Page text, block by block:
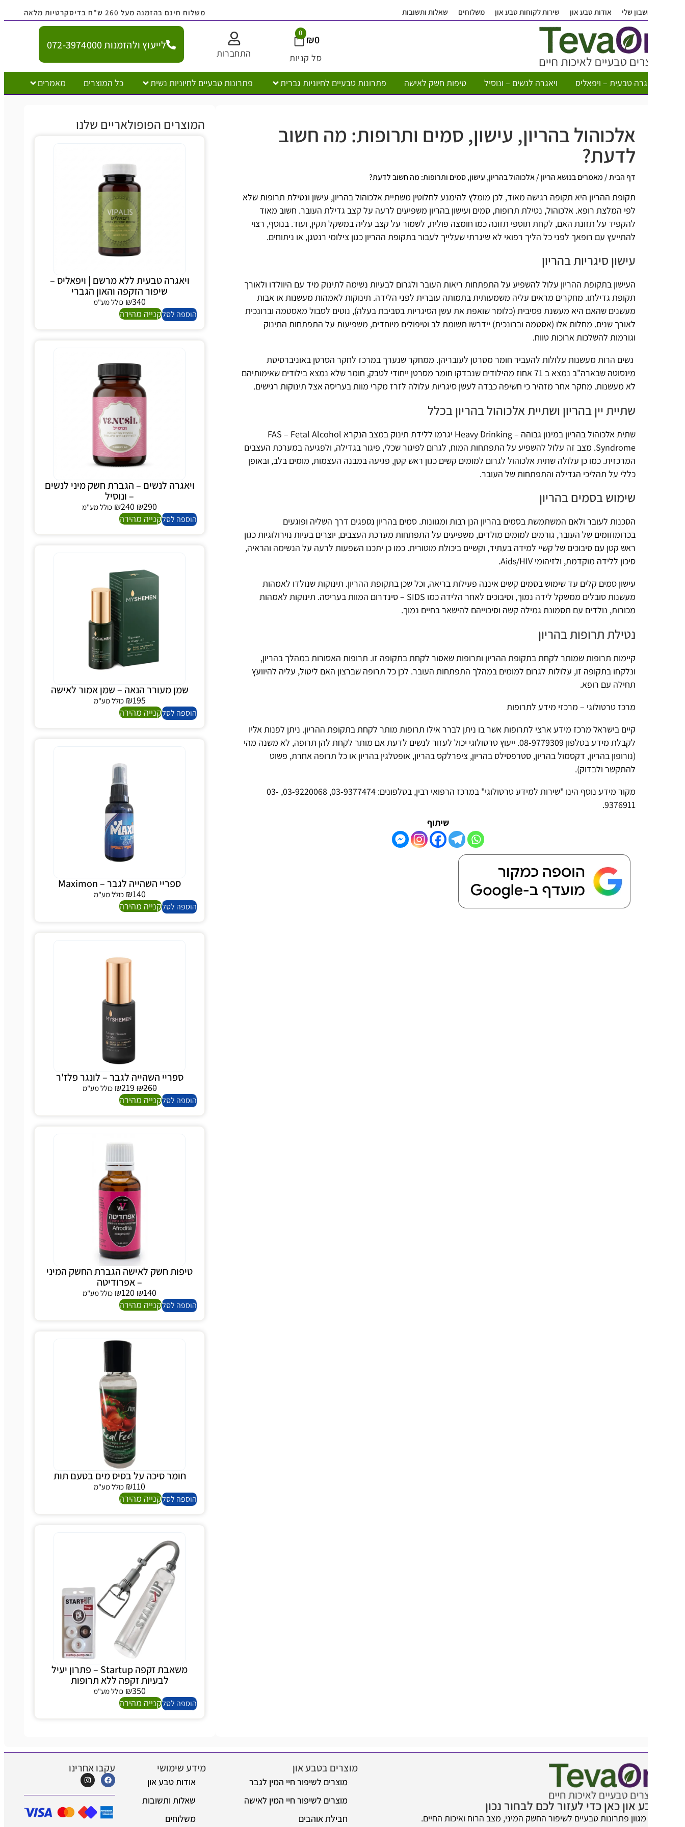
אודות טבע און שירות לקוחות טבע און משלוחים שאלות ותשובות משלוח חינם בהזמנה מעל 260 ש"ח בדיסקרטיות מלאה
לייעוץ ולהזמנות 072-3974000
טבעית – ויפאליס ויאגרה לנשים – ונוסיל טיפות חשק לאישה פתרונות טבעיים לחיוניות גברית פתרונות טבעיים לחיוניות נשית כל המוצרים מאמרים
אלכוהול בהריון, עישון, סמים ותרופות: מה חשוב
לדעת?
מאמרים בנושא הריון/אלכוהול בהריון, עישון, סמים ותרופות: מה חשוב לדעת?
תקופת ההריון היא תקופה רגישה מאוד, לכן מומלץ להימנע לחלוטין משתיית אלכוהול בהריון, עישון ונטילת תרופות שלא
לפי המלצת רופא. אלכוהול, נטילת תרופות, סמים ועישון בהריון משפיעים לרעה על קצב גדילת העובר. חשוב מאוד
להקפיד על תזונת האם, לקחת תוספי תזונה כמו חומצה פולית,לשמור על קצבעליה במשקלתקין, ועוד. בנוסף, רצוי
להתייעץ עם רופאך לפני כל הליך רפואי לא שיגרתי שעלייך לעבור בתקופת ההריון כגון צילומי רנטגן, או ניתוחים.
עישון סיגריות בהריון
העישון בתקופת ההריון עלול להשפיע על התפתחות ריאות העובר ולגרום לבעיות נשימה לתינוק מיד עם היוולדו ולאורך
תקופת גדילתו. מחקרים מראים עליה משמעותית בתמותה עוברית לפני הלידה. תינוקות לאמהות מעשנות או אבות
מעשנים שהאם היא מעשנת פסיבית (כלומר שואפת את עשן הסיגריות בסביבת בעלה), נוטים לסבול מאסטמה וברונכית
לאורך שנים. מחלות אלו (אסטמה וברונכית) יידרשו תשומת לב וטיפולים מיוחדים, משפיעות על התפתחות התינוק
וגורמות להשלכות ארוכות טווח.
נשים הרות מעשנות עלולות להעביר חומר מסרטן לעובריהן. ממחקר שנערך במרכז לחקר הסרטן באוניברסיטת
מינסוטה שבארה"ב נמצא ב 71 אחוז מהילודים שנבדקו חומר מסרטן ייחודי לטבק, חומר שלא נמצא בילודים שאימותיהם
לא מעשנות. מחקר אחר מזהיר כי חשיפה כבדה לעשן סיגריות עלולה לזרז מקרי מוות בעריסה אצל תינוקות רגישים.
שתיית יין בהריון ושתיית אלכוהול בהריון בכלל
שתית אלכוהול בהריון במינון גבוהה – Heavy Drinking יגרמו ללידת תינוק במצב הנקרא FAS – Fetal Alcohol
Syndrome. מצב זה עלול להשפיע על התפתחות המוח, לגרום לפיגור שכלי, פיגור בגדילה, ולפגיעה במערכת העצבים
המרכזית. כמו כן עלולה שתית אלכוהול לגרום למומים קשים כגון ראש קטן, פגיעה במבנה העצמות, מומים בלב, ובאופן
כללי על תהליכי הגדילה והתפתחות של העובר.
שימוש בסמים בהריון
הסכנות לעובר ולאם המשתמשת בסמים בהריון הנן רבות ומגוונות. סמים בהריון נספגים דרך השליה ופוגעים
בכרומוזומים של העובר, גורמים למומים מולדים, משפיעים על התפתחות מערכת העצבים, יוצרים בעיות נוירולוגיות כגון
ראש קטן עם סיבוכים של קשיי למידה בעתיד, וקשיים ביכולת מוטורית. כמו כן יתכנו השפעות לרעה על הנשימה והראיה,
סיכון ללידה מוקדמת, ולזיהומי Aids/HIV.
עישון סמים קלים עד שימוש בסמים קשים איננה פעילות בריאה, וכל שכן בתקופת ההריון. תינוקות שנולדו לאמהות
מעשנות סובלים ממשקל לידה נמוך, וסיבוכים לאחר הלידה כמו SIDS – סינדרום המוות בעריסה. תינוקות לאמהות
מכורות, נולדים עם תסמונת גמילה קשה וסיכוייהם להישאר בחיים נמוך.
נטילת תרופות בהריון
קיימות תרופות שמותר לקחת בתקופת ההריון ותרופות שאסור לקחת בתקופה זו. תרופות האסורות במהלך בהריון,
ונלקחו בתקופה זו, עלולות לגרום למומים במהלך התפתחות העובר. לכן כל תרופה שברצון האם ליטול, עליה להיוועץ
תחילה עם רופא.
מרכז טרטולוגי – מרכזי מידע לתרופות
קיים בישראל מרכז מידע ארצי לתרופות אשר בו ניתן לברר אילו תרופות מותר לקחת בתקופת ההריון. ניתן לפנות אליו
לקבלת מידע בטלפון 08-9779309. ייעוץ טרטולוגי יכול לעזור לנשים לדעת אם מותר לקחת להן תרופה, לא משנה מהי
(נורופון בהריון, דקסמול בהריון, סטרפסילס בהריון, ציפרלקס בהריון, אופטלגין בהריון או כל תרופה אחרת, פשוט
להתקשר ולבדוק).
מקור מידע נוסף הינו "שירות למידע טרטולוגי" במרכז הרפואי רבין, בטלפונים: 03-9377474, 03-9220068, 03-
המוצרים הפופולאריים שלנו
ויאגרה טבעית ללא מרשם | ויפאליס –
שיפור הזקפה והאון הגברי
כולל מע"מ
קנייה מהירה
ויאגרה לנשים – הגברת חשק מיני לנשים
₪ כולל מע"מ
קנייה מהירה
שמן מעורר הנאה – שמן אמור לאישה
כולל מע"מ
קנייה מהירה
ספריי השהייה לגבר – Maximon
כולל מע"מ
קנייה מהירה
ספריי השהייה לגבר – לונגר פלז'ר
₪ כולל מע"מ
קנייה מהירה
טיפות חשק לאישה הגברת החשק המיני
– אפרודיטה
₪ כולל מע"מ
קנייה מהירה
חומר סיכה על בסיס מים בטעם תות
כולל מע"מ
קנייה מהירה
משאבת זקפה Startup – פתרון יעיל
לבעיות זקפה ללא תרופות
כולל מע"מ
קנייה מהירה
און כאן כדי לעזור לכם לבחור נכון
פתרונות טבעיים לשיפור החשק המיני, מצב הרוח ואיכות החיים.
מוצרים בטבע און
מוצרים לשיפור חיי המין לגבר
מוצרים לשיפור חיי המין לאישה
חבילת אוהבים
מידע שימושי
אודות טבע און
שאלות ותשובות
עקבו אחרינו